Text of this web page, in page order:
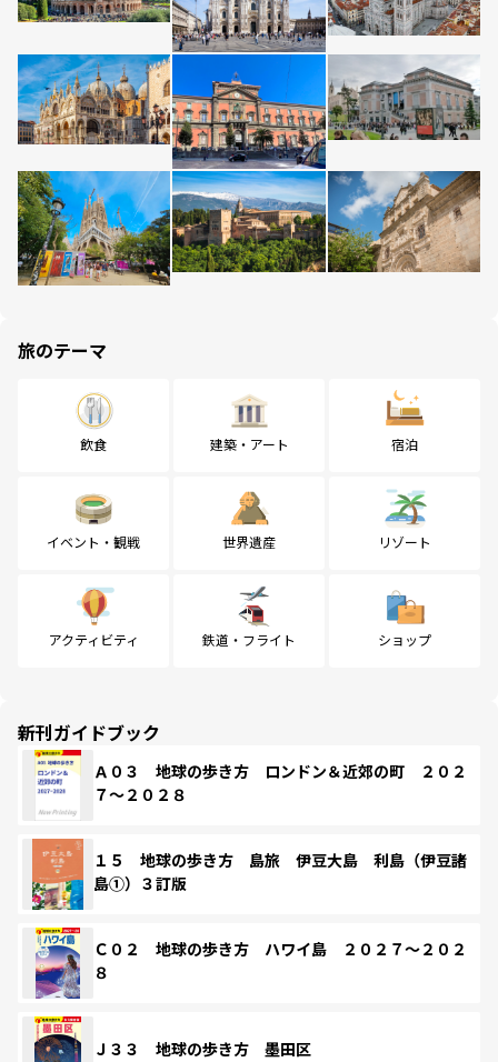
旅のテーマ
飲食 建築・アート 宿泊
イベント・観戦 世界遺産 リゾート
アクティビティ 鉄道・フライト ショップ
新刊ガイドブック
Ａ０３ 地球の歩き方 ロンドン＆近郊の町 ２０２
７～２０２８
１５ 地球の歩き方 島旅 伊豆大島 利島（伊豆諸
島①）３訂版
Ｃ０２ 地球の歩き方 ハワイ島 ２０２７～２０２
８
Ｊ３３ 地球の歩き方 墨田区